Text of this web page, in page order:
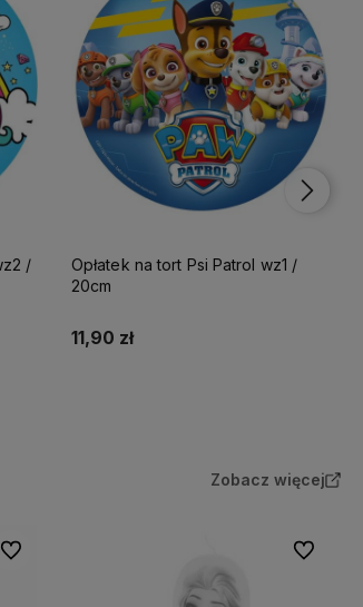
Opłatek na tort Psi Patrol wz1 /
20cm
11,90 zł
Zobacz więcej
Do ulubionych Do